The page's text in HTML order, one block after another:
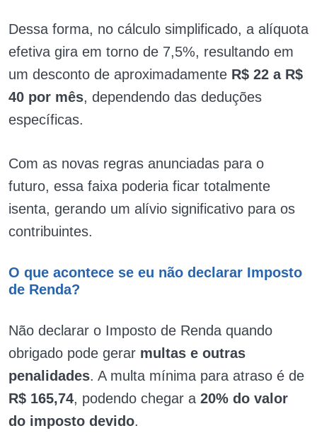
Dessa forma, no cálculo simplificado, a alíquota
efetiva gira em torno de 7,5%, resultando em
um desconto de aproximadamente R$ 22 a R$
40 por mês, dependendo das deduções
específicas.
Com as novas regras anunciadas para o
futuro, essa faixa poderia ficar totalmente
isenta, gerando um alívio significativo para os
contribuintes.
O que acontece se eu não declarar Imposto
de Renda?
Não declarar o Imposto de Renda quando
obrigado pode gerar multas e outras
penalidades. A multa mínima para atraso é de
R$ 165,74, podendo chegar a 20% do valor
do imposto devido.